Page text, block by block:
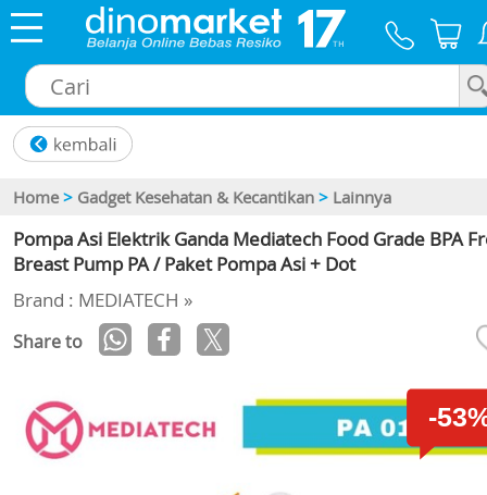
Home > Gadget Kesehatan & Kecantikan > Lainnya
Pompa Asi Elektrik Ganda Mediatech Food Grade BPA
Breast Pump PA / Paket Pompa Asi + Dot
Brand : MEDIATECH »
Share to
-